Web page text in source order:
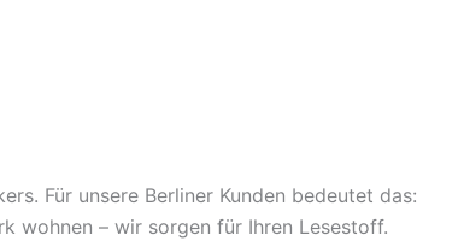
Für unsere Berliner Kunden bedeutet das:
wohnen – wir sorgen für Ihren Lesestoff.